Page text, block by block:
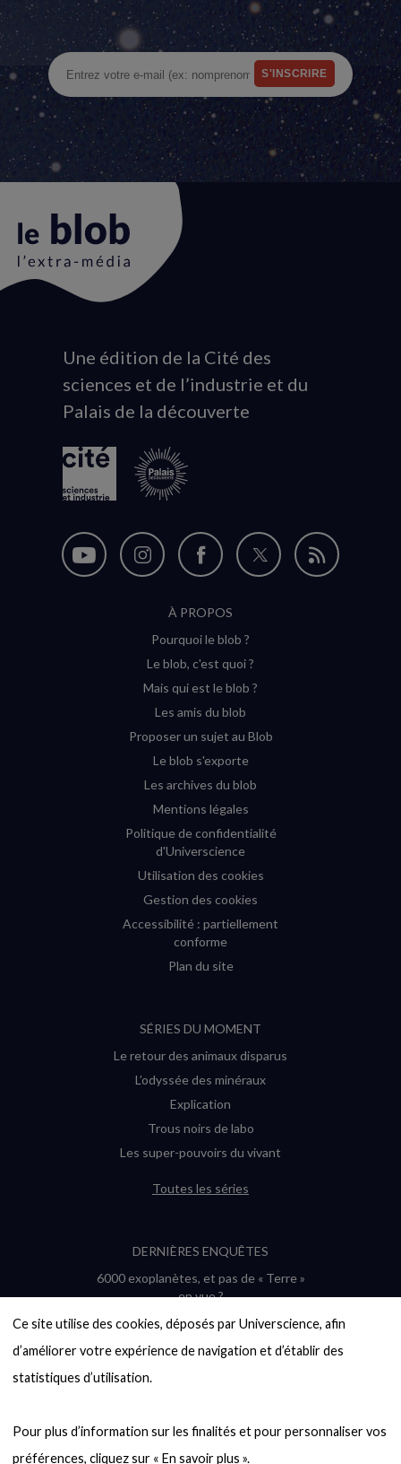
Ce site utilise des cookies, déposés par Universcience, afin
d’améliorer votre expérience de navigation et d’établir des
statistiques d’utilisation.
Pour plus d’information sur les finalités et pour personnaliser vos
Animation
du
logo
Une édition de la Cité des
sciences et de l’industrie et du
Palais de la découverte
Nous
Nous
Instagram
(nouvelle
Nous
sur
Facebook
(nouvelle
Nous
Flux
À PROPOS
Pourquoi le blob ?
Le blob, c'est quoi ?
Mais qui est le blob ?
Les amis du blob
Proposer un sujet au Blob
Le blob s'exporte
Les archives du blob
Mentions légales
Politique de confidentialité
d'Universcience
Utilisation des cookies
Gestion des cookies
Accessibilité : partiellement
conforme
Plan du site
SÉRIES DU MOMENT
Le retour des animaux disparus
L’odyssée des minéraux
Explication
Trous noirs de labo
Les super-pouvoirs du vivant
Toutes les séries
DERNIÈRES ENQUÊTES
6000 exoplanètes, et pas de « Terre »
en vue ?
Quel avenir pour les cryptos ?
Un loup préhistorique ressuscité ? La
désextinction en question
Entre mathématiques et politique : la
Évaluer l’intelligence humaine : un vrai